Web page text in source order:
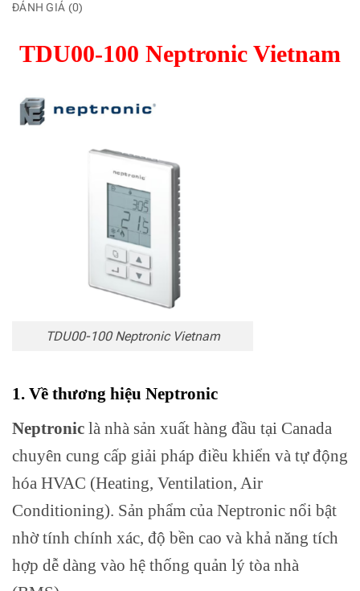
ĐÁNH GIÁ (0)
TDU00-100 Neptronic Vietnam
TDU00-100 Neptronic Vietnam
1. Về thương hiệu Neptronic
Neptronic là nhà sản xuất hàng đầu tại Canada
chuyên cung cấp giải pháp điều khiển và tự động
hóa HVAC (Heating, Ventilation, Air
Conditioning). Sản phẩm của Neptronic nổi bật
nhờ tính chính xác, độ bền cao và khả năng tích
hợp dễ dàng vào hệ thống quản lý tòa nhà